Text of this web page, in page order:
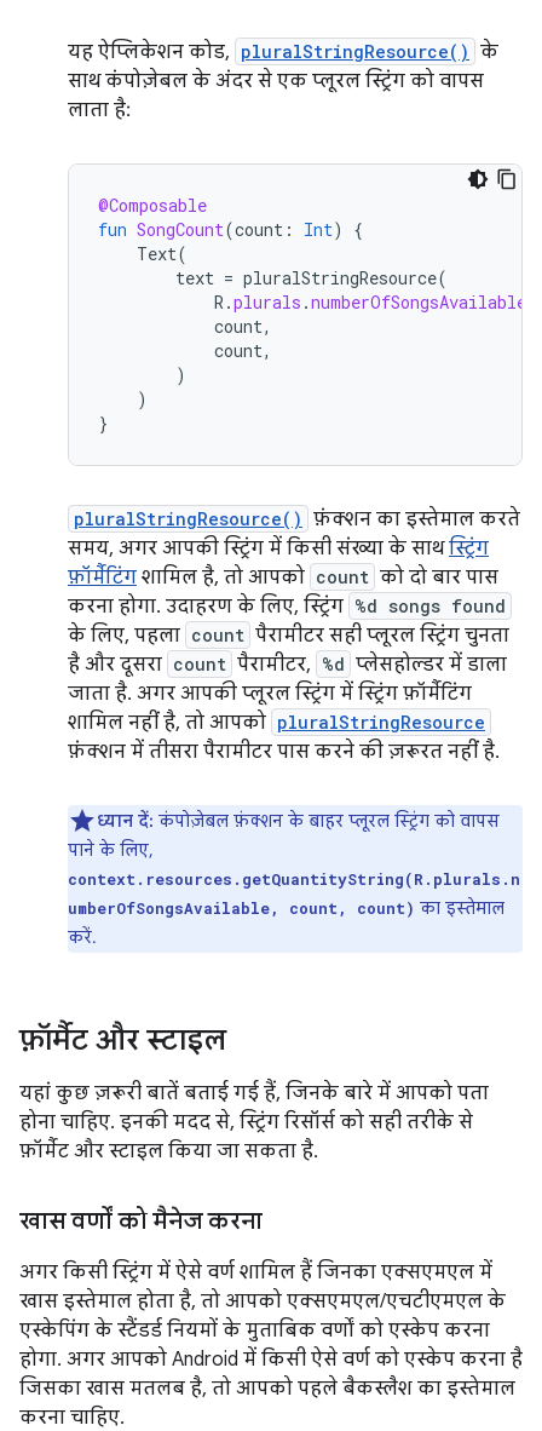
यह ऐप्लिकेशन कोड, pluralStringResource() के
साथ कंपोज़ेबल के अंदर से एक प्लूरल स्ट्रिंग को वापस
लाता है:
@Composable
fun SongCount(count : Int)
{
Text(
text = pluralStringResource(
R .plurals .numberOfSongsAvailable
count,
count,
)
)
}
pluralStringResource() फ़ंक्शन का इस्तेमाल करते
समय, अगर आपकी स्ट्रिंग में किसी संख्या के साथस्ट्रिंग
फ़ॉर्मैटिंग शामिल है, तो आपको count को दो बार पास
करना होगा. उदाहरण के लिए, स्ट्रिंग %d songs found
के लिए, पहला count पैरामीटर सही प्लूरल स्ट्रिंग चुनता
है और दूसरा count पैरामीटर, %d प्लेसहोल्डर में डाला
जाता है. अगर आपकी प्लूरल स्ट्रिंग में स्ट्रिंग फ़ॉर्मैटिंग
शामिल नहीं है, तो आपको pluralStringResource
फ़ंक्शन में तीसरा पैरामीटर पास करने की ज़रूरत नहीं है.
ध्यान दें: कंपोज़ेबल फ़ंक्शन के बाहर प्लूरल स्ट्रिंग को वापस
पाने के लिए,
context.resources.getQuantityString(R.plurals.n
umberOfSongsAvailable, count, count) का इस्तेमाल
करें.
फ़ॉर्मैट और स्टाइल
यहां कुछ ज़रूरी बातें बताई गई हैं, जिनके बारे में आपको पता
होना चाहिए. इनकी मदद से, स्ट्रिंग रिसॉर्स को सही तरीके से
फ़ॉर्मैट और स्टाइल किया जा सकता है.
खास वर्णों को मैनेज करना
अगर किसी स्ट्रिंग में ऐसे वर्ण शामिल हैं जिनका एक्सएमएल में
खास इस्तेमाल होता है, तो आपको एक्सएमएल/एचटीएमएल के
एस्केपिंग के स्टैंडर्ड नियमों के मुताबिक वर्णों को एस्केप करना
होगा. अगर आपको Android में किसी ऐसे वर्ण को एस्केप करना है
जिसका खास मतलब है, तो आपको पहले बैकस्लैश का इस्तेमाल
करना चाहिए.